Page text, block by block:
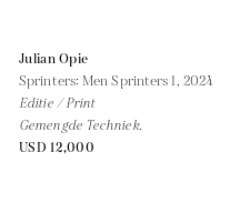
Julian Opie
Sprinters: Men Sprinters 1, 2024
Editie / Print
Gemengde Techniek.
USD 12,000